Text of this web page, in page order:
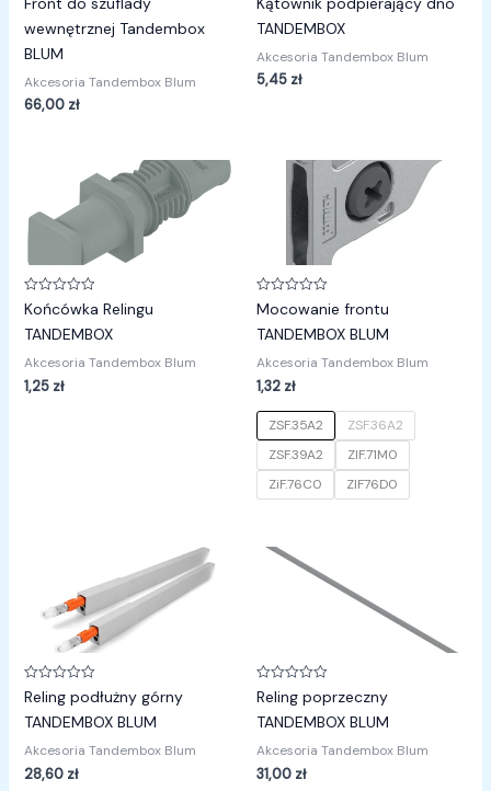
0
na
5
wewnętrznej Tandembox
BLUM
Akcesoria Tandembox Blum
66,00 zł
0
na
5
TANDEMBOX
Akcesoria Tandembox Blum
5,45 zł
Oceniono
0
na
5
Końcówka Relingu
TANDEMBOX
Akcesoria Tandembox Blum
1,25 zł
Oceniono
0
na
5
Mocowanie frontu
TANDEMBOX BLUM
Akcesoria Tandembox Blum
1,32 zł
ZSF.35A2
ZSF.36A2
ZSF.39A2
ZIF.71M0
ZiF.76C0
ZIF76D0
Oceniono
0
na
5
Reling podłużny górny
TANDEMBOX BLUM
Akcesoria Tandembox Blum
28,60 zł
Oceniono
0
na
5
Reling poprzeczny
TANDEMBOX BLUM
Akcesoria Tandembox Blum
31,00 zł